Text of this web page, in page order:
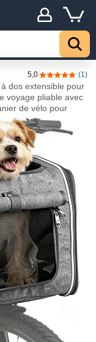
5,05,0 sur 5(1)
dos extensible pour
voyage pliable avec
de vélo pour